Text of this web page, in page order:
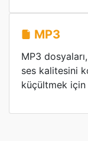
MP3
MP3
ses kalitesini
küçültmek için